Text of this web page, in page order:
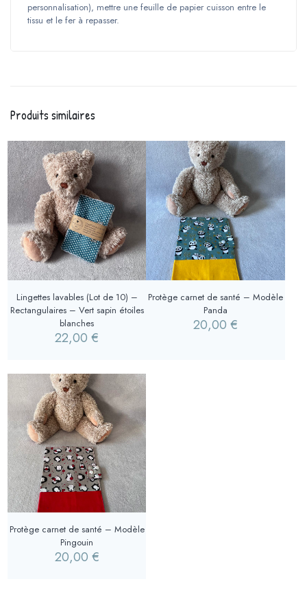
personnalisation), mettre une feuille de papier cuisson entre le
tissu et le fer à repasser.
Produits similaires
Lingettes lavables (Lot de 10) –
Rectangulaires – Vert sapin étoiles
blanches
22,00€
Protège carnet de santé – Modèle
Panda
20,00€
Protège carnet de santé – Modèle
Pingouin
20,00 €